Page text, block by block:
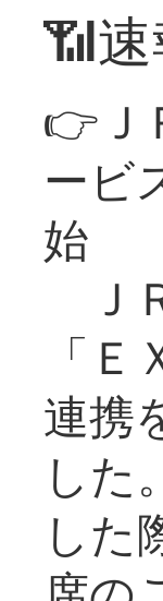
📶
👉Ｊ
ービ
始
Ｊ
「
連携
した
した